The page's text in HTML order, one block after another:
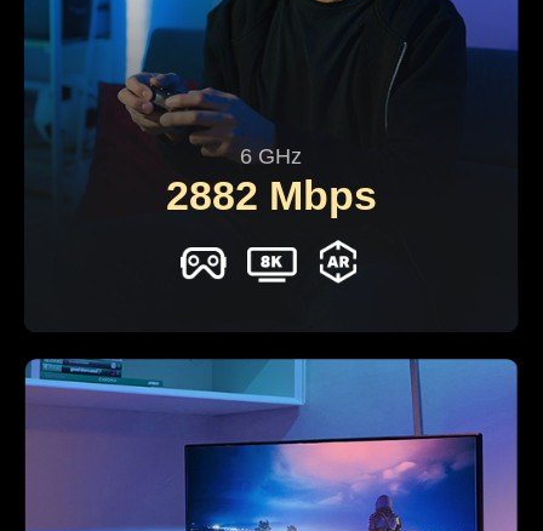
6 GHz
2882 Mbps